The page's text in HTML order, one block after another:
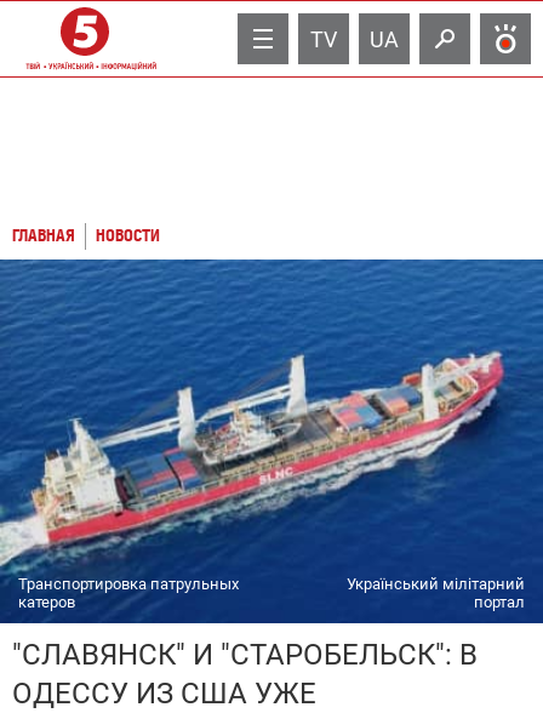
TV UA
ГЛАВНАЯ НОВОСТИ
Транспортировка патрульных
катеров
Український мілітарний
портал
"СЛАВЯНСК" И "СТАРОБЕЛЬСК": В
ОДЕССУ ИЗ США УЖЕ